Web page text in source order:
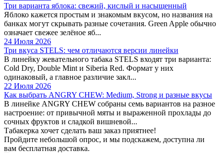
Три варианта яблока: свежий, кислый и насыщенный
Яблоко кажется простым и знакомым вкусом, но названия на
банках могут скрывать разные сочетания. Green Apple обычно
означает свежее зелёное яб...
24 Июля 2026
Три вкуса STELS: чем отличаются версии линейки
В линейку жевательного табака STELS входят три варианта:
Cold Dry, Double Mint и Siberia Red. Формат у них
одинаковый, а главное различие закл...
22 Июля 2026
Как выбрать ANGRY CHEW: Medium, Strong и разные вкусы
В линейке ANGRY CHEW собраны семь вариантов на разное
настроение: от привычной мяты и выраженной прохлады до
сочных фруктов и сладкой вишневой...
Табакерка хочет сделать ваш заказ приятнее!
Пройдите небольшой опрос, и мы подскажем, доступна ли
вам бесплатная доставка.